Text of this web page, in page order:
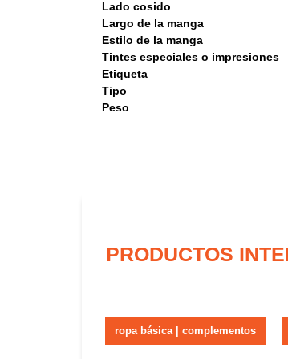
Lado cosido
Largo de la manga
Estilo de la manga
Tintes especiales o impresiones
Etiqueta
Tipo
Peso
PRODUCTOS
ropa básica | complementos